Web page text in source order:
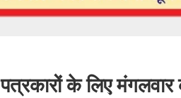
के लिए मंगलवार